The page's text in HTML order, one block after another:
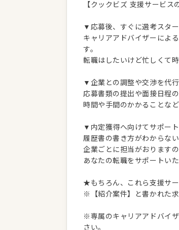
【クックビズ 支援サービス
▼応募後、すぐに選考スター
キャリアアドバイザーによ
す。
転職はしたいけど忙しくて
▼企業との調整や交渉を代行
応募書類の提出や面接日程
時間や手間のかかることな
▼内定獲得へ向けてサポート
履歴書の書き方がわからな
企業ごとに担当がおります
あなたの転職をサポートいた
★もちろん、これら支援サ
※【紹介案件】と書かれた求
※専属のキャリアアドバイ
さい。